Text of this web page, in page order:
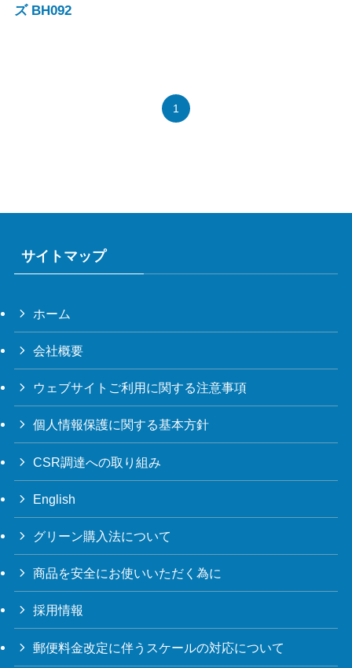
ズ BH092
1
サイトマップ
ホーム
会社概要
ウェブサイトご利用に関する注意事項
個人情報保護に関する基本方針
CSR調達への取り組み
English
グリーン購入法について
商品を安全にお使いいただく為に
採用情報
郵便料金改定に伴うスケールの対応について